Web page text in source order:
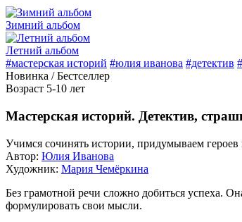
Зимний альбом
Летний альбом
#мастерская историй #юлия иванова #детектив
Новинка / Бестселлер
Возраст 5-10 лет
Мастерская историй. Детектив,
Учимся сочинять истории, придумываем
Автор: Юлия Иванова
Художник: Мария Чемёркина
Без грамотной речи сложно добиться успеха.
формулировать свои мысли.